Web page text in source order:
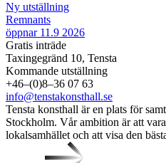
Ny utställning
Remnants
öppnar 11.9 2026
Gratis inträde
Taxingegränd 10, Tensta
Kommande utställning
+46–(0)8–36 07 63
info@tenstakonsthall.se
Tensta konsthall är en plats för
Stockholm. Vår ambition är att
lokalsamhället och att visa den